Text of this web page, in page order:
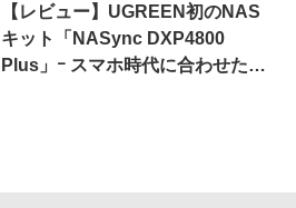
【レビュー】UGREEN初のNAS
キット「NASync DXP4800
Plus」ｰ スマホ時代に合わせた設